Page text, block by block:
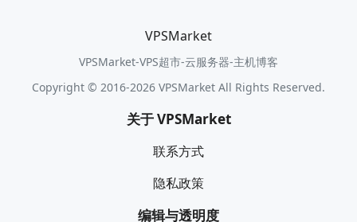
VPSMarket
VPSMarket-VPS超市-云服务器-主机博客
Copyright © 2016-2026 VPSMarket All Rights Reserved.
关于 VPSMarket
联系方式
隐私政策
编辑与透明度